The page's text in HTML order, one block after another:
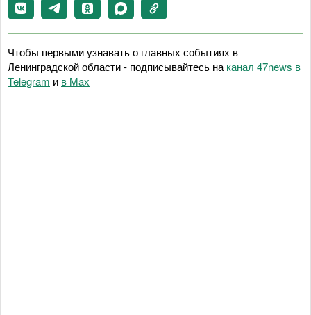
Чтобы первыми узнавать о главных событиях в
Ленинградской области - подписывайтесь на канал 47news в
Telegram и в Maх